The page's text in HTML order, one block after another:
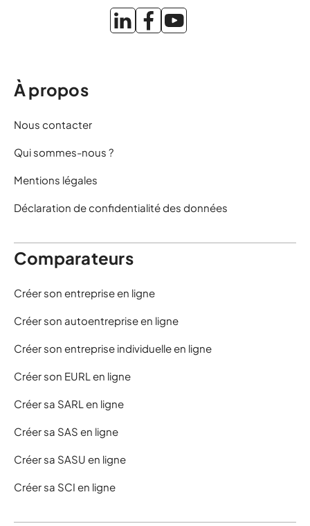
À propos
Nous contacter
Qui sommes-nous ?
Mentions légales
Déclaration de confidentialité des données
Comparateurs
Créer son entreprise en ligne
Créer son autoentreprise en ligne
Créer son entreprise individuelle en ligne
Créer son EURL en ligne
Créer sa SARL en ligne
Créer sa SAS en ligne
Créer sa SASU en ligne
Créer sa SCI en ligne